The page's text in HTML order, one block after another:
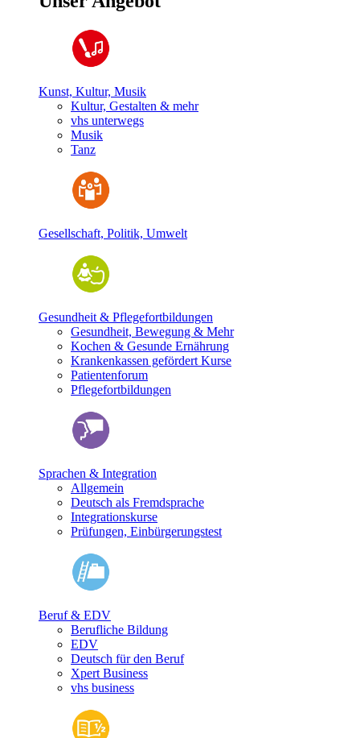
Kunst, Kultur, Musik
Kultur, Gestalten & mehr
vhs unterwegs
Musik
Tanz
Gesellschaft, Politik, Umwelt
Gesundheit & Pflegefortbildungen
Gesundheit, Bewegung & Mehr
Kochen & Gesunde Ernährung
Krankenkassen gefördert Kurse
Patientenforum
Pflegefortbildungen
Sprachen & Integration
Allgemein
Deutsch als Fremdsprache
Integrationskurse
Prüfungen, Einbürgerungstest
Beruf & EDV
Berufliche Bildung
EDV
Deutsch für den Beruf
Xpert Business
vhs business